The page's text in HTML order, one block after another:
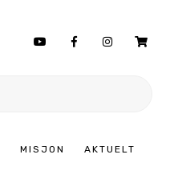
MISJON AKTUELT